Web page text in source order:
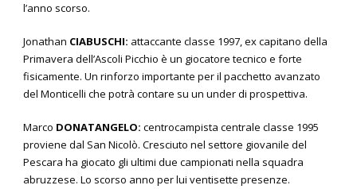
l’anno scorso.
Jonathan CIABUSCHI: attaccante classe 1997, ex capitano della
Primavera dell’Ascoli Picchio è un giocatore tecnico e forte
fisicamente. Un rinforzo importante per il pacchetto avanzato
del Monticelli che potrà contare su un under di prospettiva.
Marco DONATANGELO: centrocampista centrale classe 1995
proviene dal San Nicolò. Cresciuto nel settore giovanile del
Pescara ha giocato gli ultimi due campionati nella squadra
abruzzese. Lo scorso anno per lui ventisette presenze.